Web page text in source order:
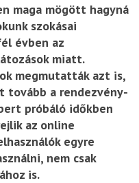
maga mögött hagyná
szokásai
évben az
miatt.
megmutatták azt is,
tovább a rendezvény-
próbáló időkben
az online
egyre
nem csak
is.